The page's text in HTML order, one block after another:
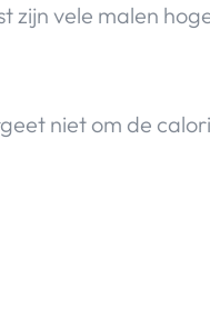
zijn vele malen
niet om de